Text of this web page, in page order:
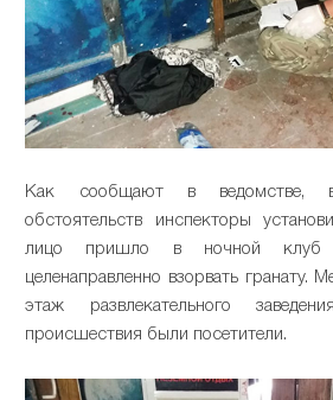
Как сообщают в ведомстве,
обстоятельств инспекторы
лицо пришло в ночной клуб
целенаправленно взорвать гранату.
этаж развлекательного
происшествия были посетители.